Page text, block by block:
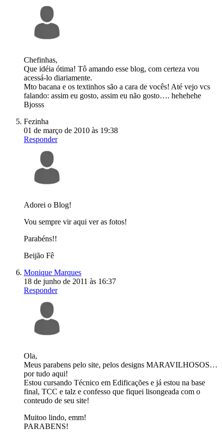
Chefinhas,
Que idéia ótima! Tô amando esse blog, com certeza vou
acessá-lo diariamente.
Mto bacana e os textinhos são a cara de vocês! Até vejo vcs
falando: assim eu gosto, assim eu não gosto…. hehehehe
Bjosss
Fezinha
01 de março de 2010 às 19:38
Responder
Adorei o Blog!
Vou sempre vir aqui ver as fotos!
Parabéns!!
Beijão Fê
Monique Marques
18 de junho de 2011 às 16:37
Responder
Ola,
Meus parabens pelo site, pelos designs MARAVILHOSOS…
por tudo aqui!
Estou cursando Técnico em Edificações e já estou na base
final, TCC e talz e confesso que fiquei lisongeada com o
conteudo de seu site!
Muitoo lindo, emm!
PARABENS!